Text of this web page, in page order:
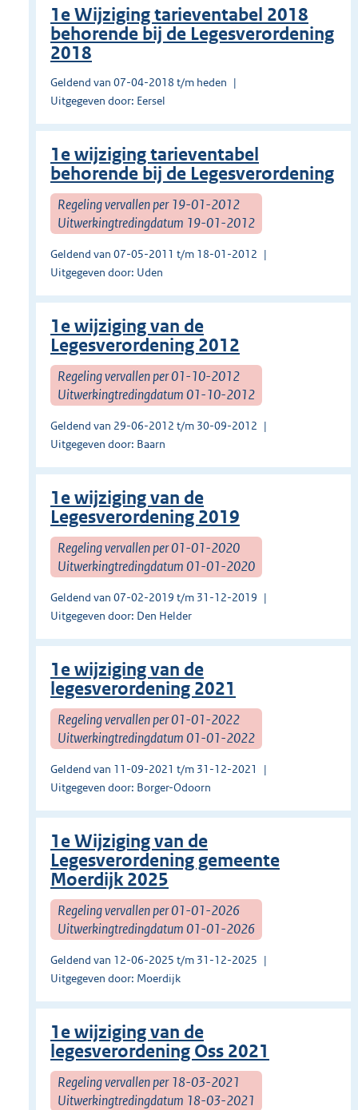
1e Wijziging tarieventabel 2018
behorende bij de Legesverordening
2018
Geldend van 07-04-2018 t/m heden
Uitgegeven door: Eersel
1e wijziging tarieventabel
behorende bij de Legesverordening
Regeling vervallen per 19-01-2012
Uitwerkingtredingdatum 19-01-2012
Geldend van 07-05-2011 t/m 18-01-2012
Uitgegeven door: Uden
1e wijziging van de
Legesverordening 2012
Regeling vervallen per 01-10-2012
Uitwerkingtredingdatum 01-10-2012
Geldend van 29-06-2012 t/m 30-09-2012
Uitgegeven door: Baarn
1e wijziging van de
Legesverordening 2019
Regeling vervallen per 01-01-2020
Uitwerkingtredingdatum 01-01-2020
Geldend van 07-02-2019 t/m 31-12-2019
Uitgegeven door: Den Helder
1e wijziging van de
legesverordening 2021
Regeling vervallen per 01-01-2022
Uitwerkingtredingdatum 01-01-2022
Geldend van 11-09-2021 t/m 31-12-2021
Uitgegeven door: Borger-Odoorn
1e Wijziging van de
Legesverordening gemeente
Moerdijk 2025
Regeling vervallen per 01-01-2026
Uitwerkingtredingdatum 01-01-2026
Geldend van 12-06-2025 t/m 31-12-2025
Uitgegeven door: Moerdijk
1e wijziging van de
legesverordening Oss 2021
Regeling vervallen per 18-03-2021
Uitwerkingtredingdatum 18-03-2021